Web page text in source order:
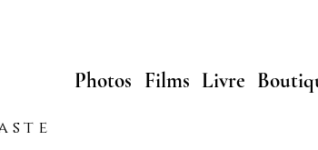
Photos Films Livre